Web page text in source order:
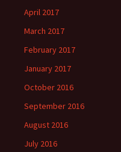
April 2017
March 2017
February 2017
January 2017
October 2016
September 2016
August 2016
July 2016